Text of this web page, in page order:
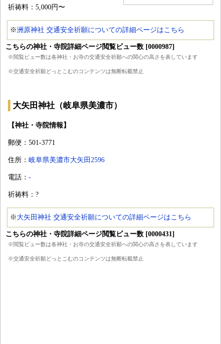
祈祷料：5,000円〜
※洲原神社 交通安全祈願についての詳細ページはこちら
こちらの神社・寺院詳細ページ閲覧ビュー数 [0000987]
※閲覧ビュー数は各神社・お寺の交通安全祈願への関心の高さを表しています
※交通安全祈願どっとこむのコンテンツは無断転載禁止
大矢田神社（岐阜県美濃市）
【神社・寺院情報】
郵便：501-3771
住所： 岐阜県美濃市大矢田2596
電話： -
祈祷料：?
※ 大矢田神社 交通安全祈願についての詳細ページはこちら
こちらの神社・寺院詳細ページ閲覧ビュー数 [0000431]
※閲覧ビュー数は各神社・お寺の交通安全祈願への関心の高さを表しています
※交通安全祈願どっとこむのコンテンツは無断転載禁止